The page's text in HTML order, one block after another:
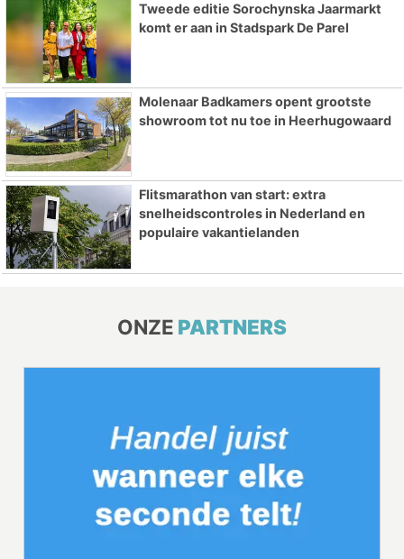
Tweede editie Sorochynska Jaarmarkt
komt er aan in Stadspark De Parel
Molenaar Badkamers opent grootste
showroom tot nu toe in Heerhugowaard
Flitsmarathon van start: extra
snelheidscontroles in Nederland en
populaire vakantielanden
ONZE PARTNERS